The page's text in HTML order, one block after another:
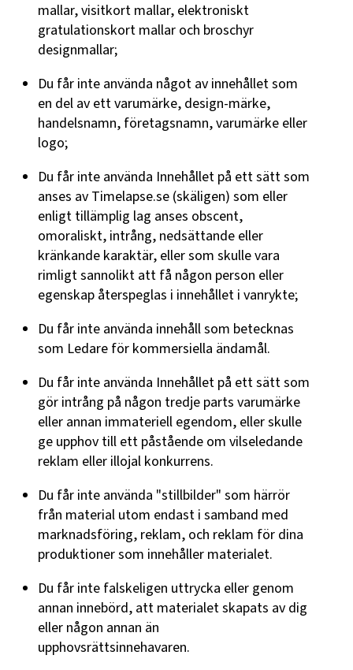
mallar, visitkort mallar, elektroniskt
gratulationskort mallar och broschyr
designmallar;
Du får inte använda något av innehållet som
en del av ett varumärke, design-märke,
handelsnamn, företagsnamn, varumärke eller
logo;
Du får inte använda Innehållet på ett sätt som
anses av Timelapse.se (skäligen) som eller
enligt tillämplig lag anses obscent,
omoraliskt, intrång, nedsättande eller
kränkande karaktär, eller som skulle vara
rimligt sannolikt att få någon person eller
egenskap återspeglas i innehållet i vanrykte;
Du får inte använda innehåll som betecknas
som Ledare för kommersiella ändamål.
Du får inte använda Innehållet på ett sätt som
gör intrång på någon tredje parts varumärke
eller annan immateriell egendom, eller skulle
ge upphov till ett påstående om vilseledande
reklam eller illojal konkurrens.
Du får inte använda "stillbilder" som härrör
från material utom endast i samband med
marknadsföring, reklam, och reklam för dina
produktioner som innehåller materialet.
Du får inte falskeligen uttrycka eller genom
annan innebörd, att materialet skapats av dig
eller någon annan än
upphovsrättsinnehavaren.